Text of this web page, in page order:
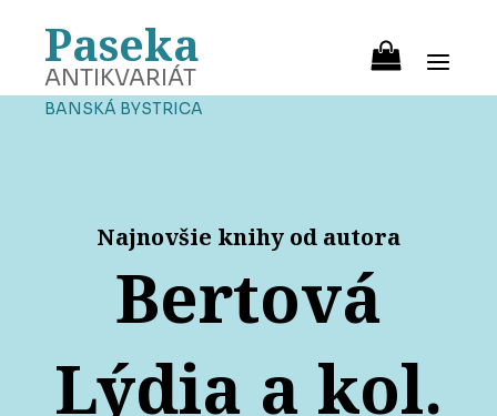
Paseka
ANTIKVARIÁT
BANSKÁ BYSTRICA
Najnovšie knihy od autora
Bertová
Lýdia a kol.